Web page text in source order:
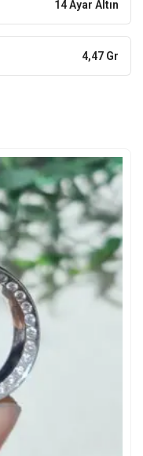
14 Ayar Altın
4,47 Gr